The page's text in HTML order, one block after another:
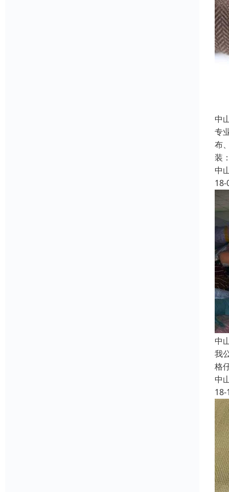
中
专
布
装
中
18-
中
我
格
中
18-